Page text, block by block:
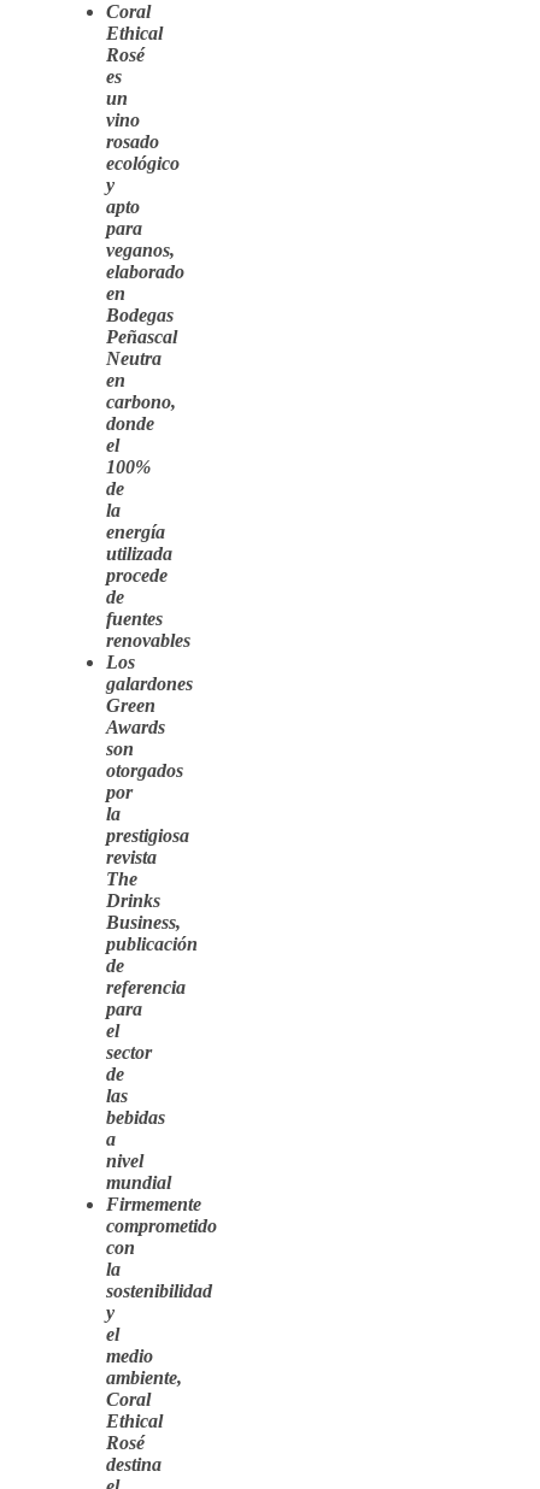
Coral
Ethical
Rosé
es
un
vino
rosado
ecológico
y
apto
para
veganos,
elaborado
en
Bodegas
Peñascal
Neutra
en
carbono,
donde
el
100%
de
la
energía
utilizada
procede
de
fuentes
renovables
Los
galardones
Green
Awards
son
otorgados
por
la
prestigiosa
revista
The
Drinks
Business,
publicación
de
referencia
para
el
sector
de
las
bebidas
a
nivel
mundial
Firmemente
comprometido
con
la
sostenibilidad
y
el
medio
ambiente,
Coral
Ethical
Rosé
destina